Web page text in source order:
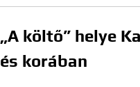
„A költő” helye
és korában